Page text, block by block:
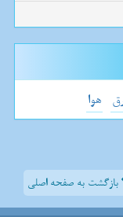
هوا
بازگشت به صفحه اصلی